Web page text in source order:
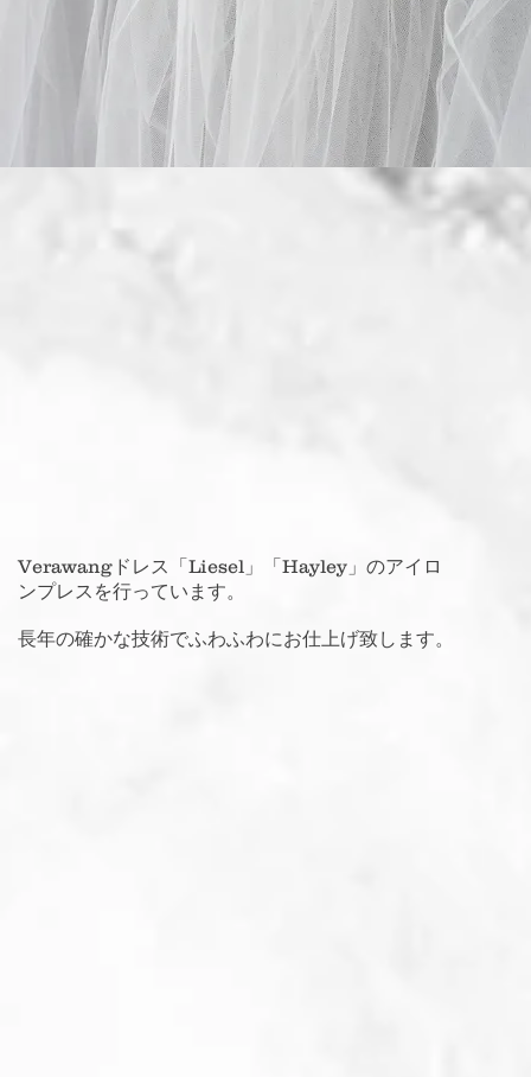
Verawangドレス「Liesel」「Hayley」のアイロ
ンプレスを行っています。
長年の確かな技術でふわふわにお仕上げ致します​。